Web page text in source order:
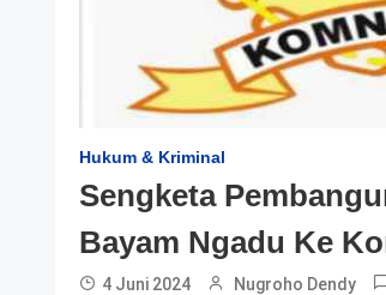
Hukum & Kriminal
Sengketa
Bayam Ngadu Ke
4 Juni 2024 Nugroho Dendy